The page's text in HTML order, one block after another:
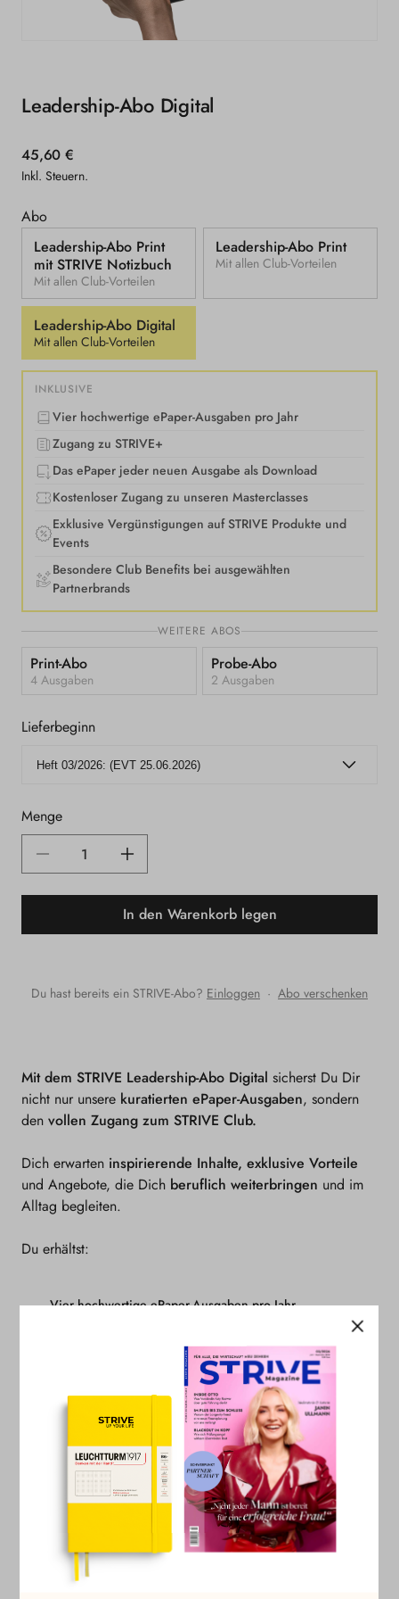
öffnen
Leadership-Abo Digital
Normaler
Preis
45,60 €
Inkl. Steuern.
Abo
Leadership-Abo Print
mit STRIVE Notizbuch
Mit allen Club-Vorteilen
Leadership-Abo Print
Mit allen Club-Vorteilen
Leadership-Abo Digital
Mit allen Club-Vorteilen
INKLUSIVE
Vier hochwertige ePaper-Ausgaben pro Jahr
Zugang zu STRIVE+
Das ePaper jeder neuen Ausgabe als Download
Kostenloser Zugang zu unseren Masterclasses
Exklusive Vergünstigungen auf STRIVE Produkte und
Events
Besondere Club Benefits bei ausgewählten
Partnerbrands
WEITERE ABOS
Print-Abo
4 Ausgaben
Probe-Abo
2 Ausgaben
Lieferbeginn
Menge
Verringere
die
Leadership-
Erhöhe
die
Menge
Leadership-
In den Warenkorb legen
Du hast bereits ein STRIVE-Abo? Einloggen · Abo verschenken
Mit dem STRIVE Leadership-Abo Digital sicherst Du Dir
nicht nur unsere kuratierten ePaper-Ausgaben, sondern
den vollen Zugang zum STRIVE Club.
Dich erwarten inspirierende Inhalte, exklusive Vorteile
und Angebote, die Dich beruflich weiterbringen und im
Alltag begleiten.
Du erhältst:
Vier hochwertige ePaper-Ausgaben pro Jahr
Sorgfältig kuratiert, inspirierend und mit echtem Tiefgang.
Nutze unsere Premium-Artikel und erweitere Deine Inhalte
über das Magazin hinaus.
Das ePaper jeder neuen Ausgabe als Download
Lade Dir jede neue Ausgabe bequem herunter und lies
STRIVE flexibel, wann und wo Du möchtest.
Kostenloser Zugang zu unseren Masterclasses
Mit wertvollen Impulsen für Karriere, Leadership und
persönliche Weiterentwicklung.
Exklusive Vergünstigungen auf STRIVE Produkte und
Events